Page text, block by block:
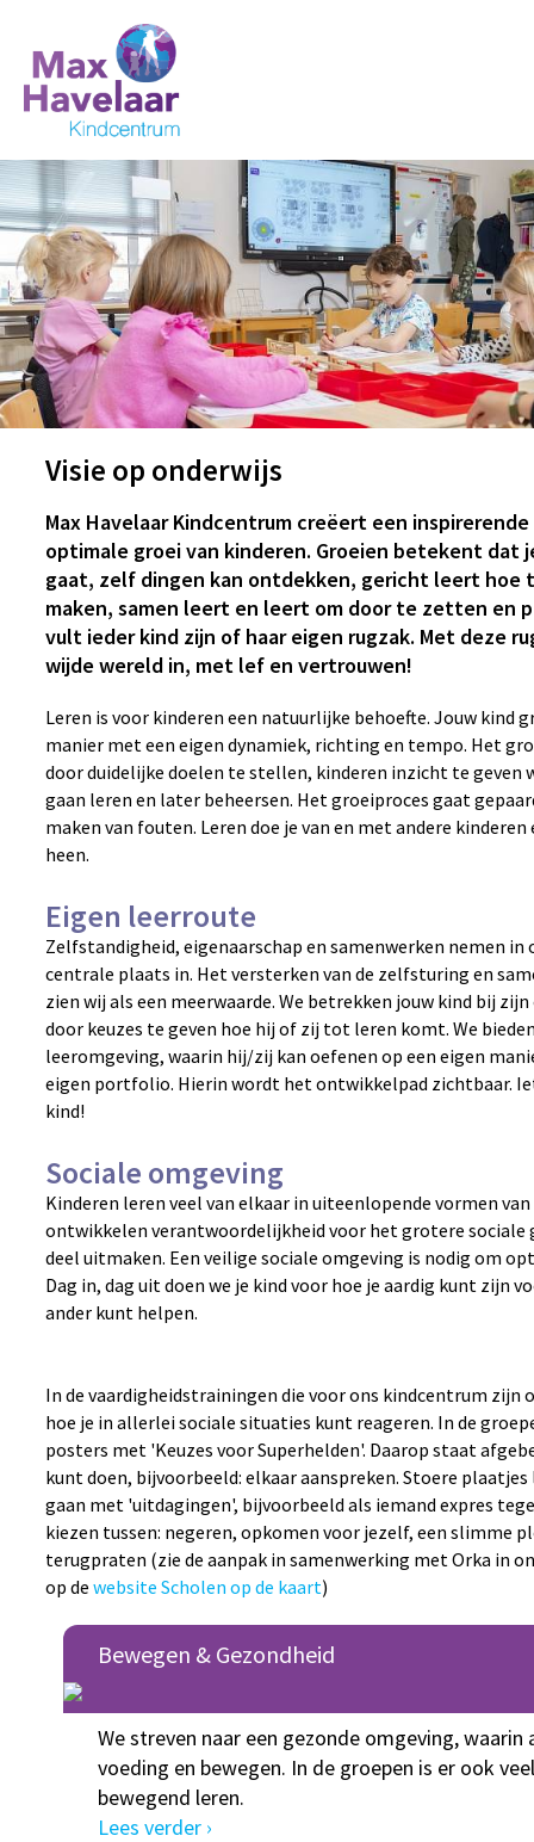
Visie op onderwijs
Max Havelaar Kindcentrum creëert een
optimale groei van kinderen. Groeien betekent dat
gaat, zelf dingen kan ontdekken, gericht leert hoe
maken, samen leert en leert om door te zetten en
vult ieder kind zijn of haar eigen rugzak. Met deze
wijde wereld in, met lef en vertrouwen!
Leren is voor kinderen een natuurlijke behoefte. Jouw kind
manier met een eigen dynamiek, richting en tempo. Het
door duidelijke doelen te stellen, kinderen inzicht te geven
gaan leren en later beheersen. Het groeiproces gaat
maken van fouten. Leren doe je van en met andere kinderen
heen.
Eigen leerroute
Zelfstandigheid, eigenaarschap en samenwerken nemen in
centrale plaats in. Het versterken van de zelfsturing en
zien wij als een meerwaarde. We betrekken jouw kind bij
door keuzes te geven hoe hij of zij tot leren komt. We
leeromgeving, waarin hij/zij kan oefenen op een eigen
eigen portfolio. Hierin wordt het ontwikkelpad zichtbaar.
kind!
Sociale omgeving
Kinderen leren veel van elkaar in uiteenlopende vormen
ontwikkelen verantwoordelijkheid voor het grotere sociale
deel uitmaken. Een veilige sociale omgeving is nodig om
Dag in, dag uit doen we je kind voor hoe je aardig kunt zijn
ander kunt helpen.
In de vaardigheidstrainingen die voor ons kindcentrum zijn
hoe je in allerlei sociale situaties kunt reageren. In de
posters met 'Keuzes voor Superhelden'. Daarop staat
kunt doen, bijvoorbeeld: elkaar aanspreken. Stoere
gaan met 'uitdagingen', bijvoorbeeld als iemand expres
kiezen tussen: negeren, opkomen voor jezelf, een slimme
terugpraten (zie de aanpak in samenwerking met Orka in
op de website Scholen op de kaart)
Bewegen & Gezondheid
We streven naar een gezonde omgeving,
voeding en bewegen. In de groepen is er ook
bewegend leren.
Lees verder ›